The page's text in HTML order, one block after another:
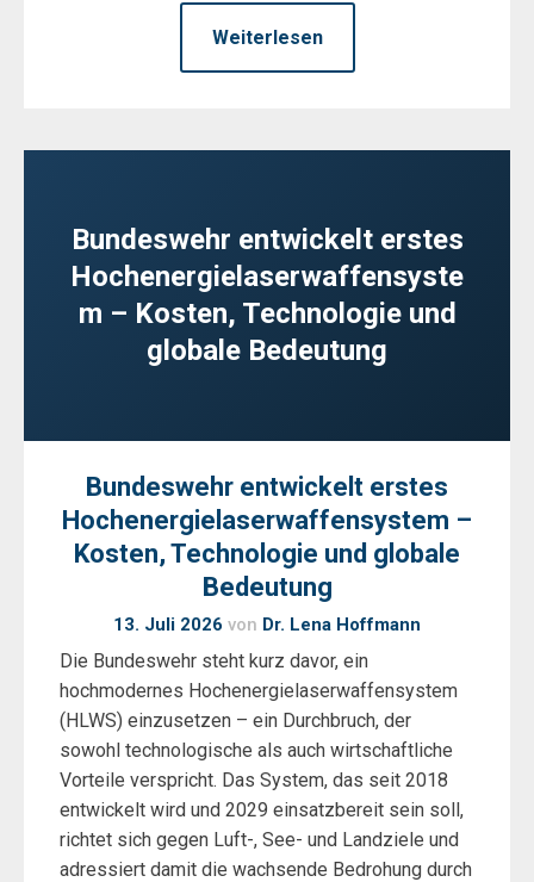
Weiterlesen
Bundeswehr entwickelt erstes
Hochenergielaserwaffensyste
m – Kosten, Technologie und
globale Bedeutung
Bundeswehr entwickelt erstes
Hochenergielaserwaffensystem –
Kosten, Technologie und globale
Bedeutung
13. Juli 2026 von Dr. Lena Hoffmann
Die Bundeswehr steht kurz davor, ein
hochmodernes Hochenergielaserwaffensystem
(HLWS) einzusetzen – ein Durchbruch, der
sowohl technologische als auch wirtschaftliche
Vorteile verspricht. Das System, das seit 2018
entwickelt wird und 2029 einsatzbereit sein soll,
richtet sich gegen Luft-, See- und Landziele und
adressiert damit die wachsende Bedrohung durch